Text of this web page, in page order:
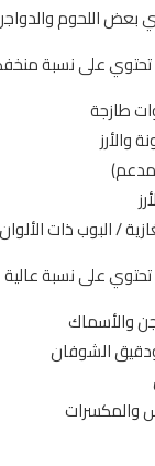
بعض اللحوم
تحتوي على نسبة
طازجة
والأرز
مدعم)
/ البوب ​​ذات
تحتوي على نسبة
والأسماك
الشوفان
والمكسرات